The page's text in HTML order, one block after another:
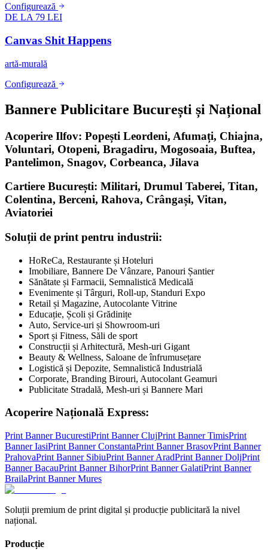
Configurează
DE LA 79 LEI
Canvas Shit Happens
artă-murală
Configurează
Bannere Publicitare București și Național
Acoperire Ilfov: Popești Leordeni, Afumați, Chiajna,
Voluntari, Otopeni, Bragadiru, Mogosoaia, Buftea,
Pantelimon, Snagov, Corbeanca, Jilava
Cartiere București: Militari, Drumul Taberei, Titan,
Colentina, Berceni, Rahova, Crângași, Vitan,
Aviatoriei
Soluții de print pentru industrii:
HoReCa, Restaurante și Hoteluri
Imobiliare, Bannere De Vânzare, Panouri Șantier
Sănătate și Farmacii, Semnalistică Medicală
Evenimente și Târguri, Roll-up, Standuri Expo
Retail și Magazine, Autocolante Vitrine
Educație, Școli și Grădinițe
Auto, Service-uri și Showroom-uri
Sport și Fitness, Săli de sport
Construcții și Arhitectură, Mesh-uri Gigant
Beauty & Wellness, Saloane de înfrumusețare
Logistică și Depozite, Semnalistică Industrială
Corporate, Branding Birouri, Autocolant Geamuri
Publicitate Stradală, Mesh-uri și Bannere Mari
Acoperire Națională Express:
Print BannerBucurestiPrint BannerClujPrint BannerTimisPrint
BannerIasiPrint BannerConstantaPrint BannerBrasovPrint Banner
PrahovaPrint Banner SibiuPrint BannerAradPrint BannerDoljPrint
BannerBacauPrint BannerBihorPrint BannerGalatiPrint Banner
BrailaPrint BannerMures
Soluții premium de print digital și producție publicitară la nivel
național.
Producție